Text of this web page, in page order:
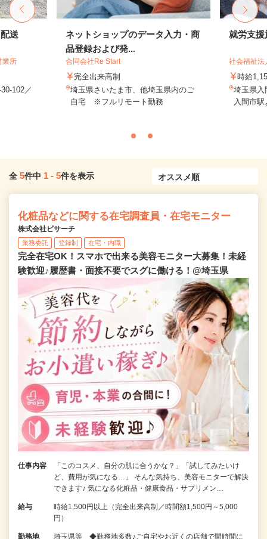
送
業所
102／
ネットショップのデータ入力・商
品登録および発...
合同会社Re Start
完全出来高制
埼玉県さいたま市、他埼玉県内のご
自宅 ※フルリモート勤務
就労支援
社会福祉
時給
埼玉県入
入間市
全 5件中 1 - 5件を表示
化粧品などに関する在宅調査員・在宅モニター
株式会社ビサーチ
業務委託 登録制 在宅・内職
完全在宅OK！スマホで出来る美容モニター大募集！未経
験歓迎♪履歴書・面接不要でスグに働ける！@埼玉県
仕事内容
「このコスメ、自分の肌に合うかな？」「試してみたいけ
ど、費用が気になる…」 そんな気持ち、美容モニターで解決
できます♪ 気になる化粧品・健康食品・サプリメン…
給与
時給1,500円以上（完全出来高制／時間額1,500円～5,000
円）
勤務地
埼玉県等 ◆勤務地多数♪ご自宅やお近くの店舗で間時間に